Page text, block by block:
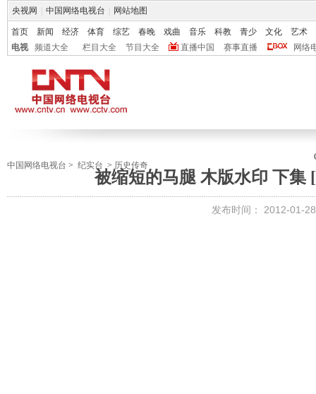
央视网 中国网络电视台 网站地图
首页 新闻 经济 体育 综艺 春晚 戏曲 音乐 科教 青少 文化
艺术
电视
频道大全 栏目大全 节目大全 直播中国 赛事直播 网络
中国网络电视台 > 纪实台 > 历史传奇
被缩短的马腿 木版水印 下集
发布时间： 2012-01-